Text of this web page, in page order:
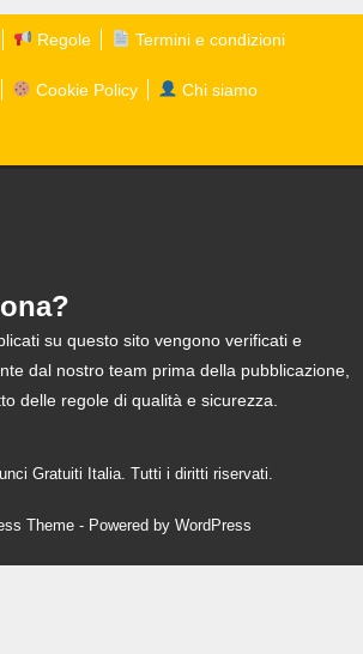
Regole Termini e condizioni
Cookie Policy Chi siamo
su questo sito vengono verificati e
dal nostro team prima della pubblicazione,
delle regole di qualità e sicurezza.
Gratuiti Italia. Tutti i diritti riservati.
Theme - Powered by WordPress